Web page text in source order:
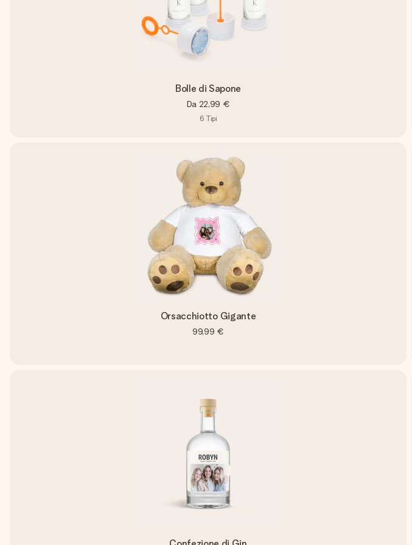
Bolle di Sapone
Da 22,99 €
6 Tipi
Orsacchiotto Gigante
99,99 €